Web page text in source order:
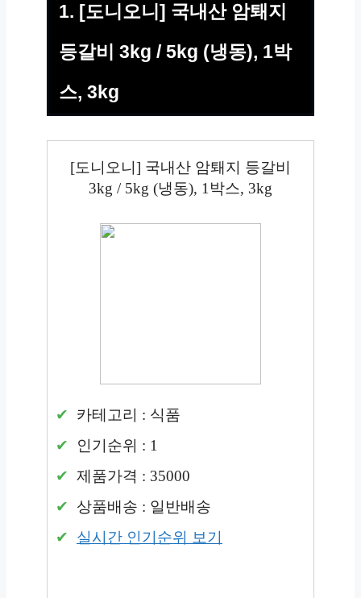
1. [도니오니] 국내산 암퇘지
등갈비 3kg / 5kg (냉동), 1박
스, 3kg
[도니오니] 국내산 암퇘지 등갈비
3kg / 5kg (냉동), 1박스, 3kg
카테고리 : 식품
인기순위 : 1
제품가격 : 35000
상품배송 : 일반배송
실시간 인기순위 보기